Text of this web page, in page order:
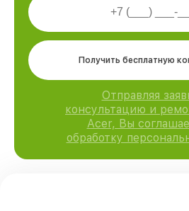
Получить бесплатную
Отправляя
консультацию и
Acer, Вы
обработку